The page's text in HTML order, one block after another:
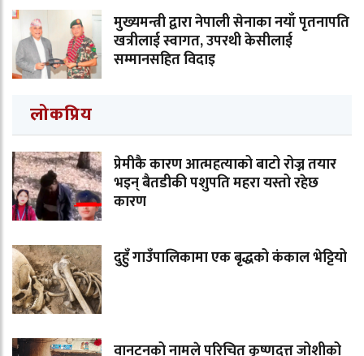
मुख्यमन्त्री द्वारा नेपाली सेनाका नयाँ पृतनापति
खत्रीलाई स्वागत, उपरथी केसीलाई
सम्मानसहित विदाइ
लोकप्रिय
प्रेमीकै कारण आत्महत्याको बाटो रोज्न तयार
भइन् बैतडीकी पशुपति महरा यस्तो रहेछ
कारण
दुहुँ गाउँपालिकामा एक बृद्धको कंकाल भेट्टियो
वानटनको नामले परिचित कृष्णदत्त जोशीको